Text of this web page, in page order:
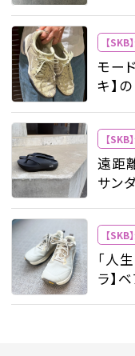
一足
【SKB
モー
キ】
【SKB
遠距
サン
【SKB
「人
ラ】